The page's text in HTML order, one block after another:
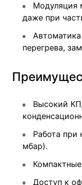
Модуляция
даже при
перегрева,
Высокий
Работа при
мбар).
Доступ к